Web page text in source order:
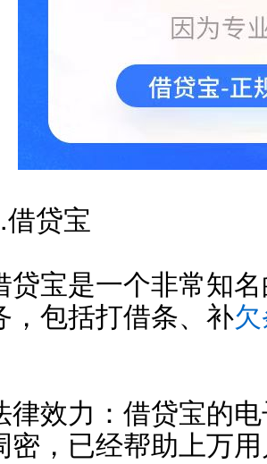
贷宝
是一个非常知名
，包括打借条、补
力：借贷宝的电
密，已经帮助上万